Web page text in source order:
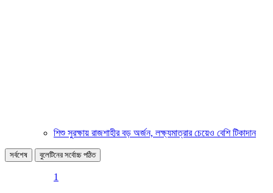
শিশু সুরক্ষায় রাজশাহীর বড় অর্জন, লক্ষ্যমাত্রার চেয়েও বেশি টিকাদান
সর্বশেষ বুলেটিনের সর্বোচ্চ পঠিত
1